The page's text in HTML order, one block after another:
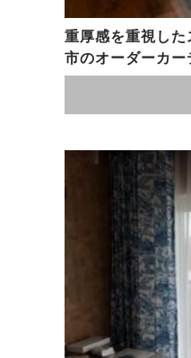
重厚感を重視し
市のオーダーカー